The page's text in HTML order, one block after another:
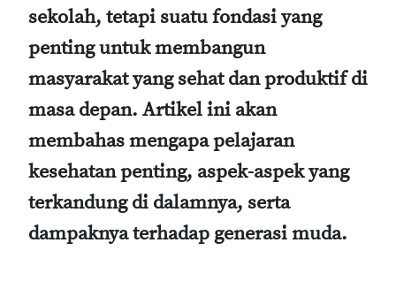
sekolah, tetapi suatu fondasi yang
penting untuk membangun
masyarakat yang sehat dan produktif di
masa depan. Artikel ini akan
membahas mengapa pelajaran
kesehatan penting, aspek-aspek yang
terkandung di dalamnya, serta
dampaknya terhadap generasi muda.